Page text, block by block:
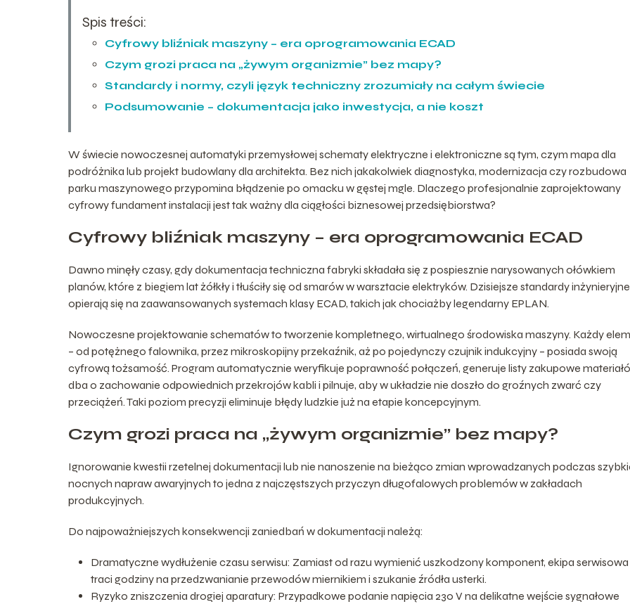
Spis treści:
Cyfrowy bliźniak maszyny – era oprogramowania ECAD
Czym grozi praca na „żywym organizmie” bez mapy?
Standardy i normy, czyli język techniczny zrozumiały na całym świecie
Podsumowanie – dokumentacja jako inwestycja, a nie koszt
W świecie nowoczesnej automatyki przemysłowej schematy elektryczne i elektroniczne są tym, czym mapa dla
podróżnika lub projekt budowlany dla architekta. Bez nich jakakolwiek diagnostyka, modernizacja czy rozbudowa
parku maszynowego przypomina błądzenie po omacku w gęstej mgle. Dlaczego profesjonalnie zaprojektowany
cyfrowy fundament instalacji jest tak ważny dla ciągłości biznesowej przedsiębiorstwa?
Cyfrowy bliźniak maszyny – era oprogramowania ECAD
Dawno minęły czasy, gdy dokumentacja techniczna fabryki składała się z pospiesznie narysowanych ołówkiem
planów, które z biegiem lat żółkły i tłuściły się od smarów w warsztacie elektryków. Dzisiejsze standardy inżynieryjne
opierają się na zaawansowanych systemach klasy ECAD, takich jak chociażby legendarny EPLAN.
Nowoczesne projektowanie schematów to tworzenie kompletnego, wirtualnego środowiska maszyny. Każdy
– od potężnego falownika, przez mikroskopijny przekaźnik, aż po pojedynczy czujnik indukcyjny – posiada swoją
cyfrową tożsamość. Program automatycznie weryfikuje poprawność połączeń, generuje listy zakupowe
dba o zachowanie odpowiednich przekrojów kabli i pilnuje, aby w układzie nie doszło do groźnych zwarć czy
przeciążeń. Taki poziom precyzji eliminuje błędy ludzkie już na etapie koncepcyjnym.
Czym grozi praca na „żywym organizmie” bez mapy?
Ignorowanie kwestii rzetelnej dokumentacji lub nie nanoszenie na bieżąco zmian wprowadzanych podczas
nocnych napraw awaryjnych to jedna z najczęstszych przyczyn długofalowych problemów w zakładach
produkcyjnych.
Do najpoważniejszych konsekwencji zaniedbań w dokumentacji należą:
Dramatyczne wydłużenie czasu serwisu: Zamiast od razu wymienić uszkodzony komponent, ekipa serwisowa
traci godziny na przedzwanianie przewodów miernikiem i szukanie źródła usterki.
Ryzyko zniszczenia drogiej aparatury: Przypadkowe podanie napięcia 230 V na delikatne wejście sygnałowe